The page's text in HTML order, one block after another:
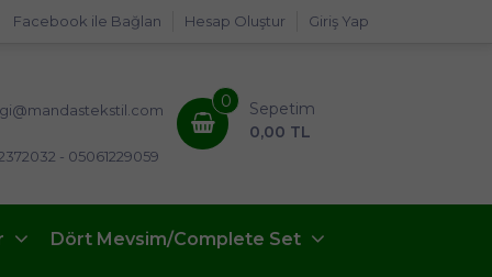
Giriş Yap
Hesap Oluştur
Facebook ile Bağlan
- 05061229059
0
Sepetim
0,00 TL
Dört Mevsim/Complete Set